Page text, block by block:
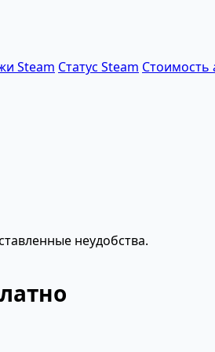
Steam Статус Steam Стоимость
неудобства.